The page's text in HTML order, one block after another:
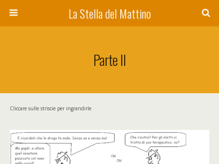
La Stella del Mattino
Parte II
Cliccare sulle striscie per ingrandirle